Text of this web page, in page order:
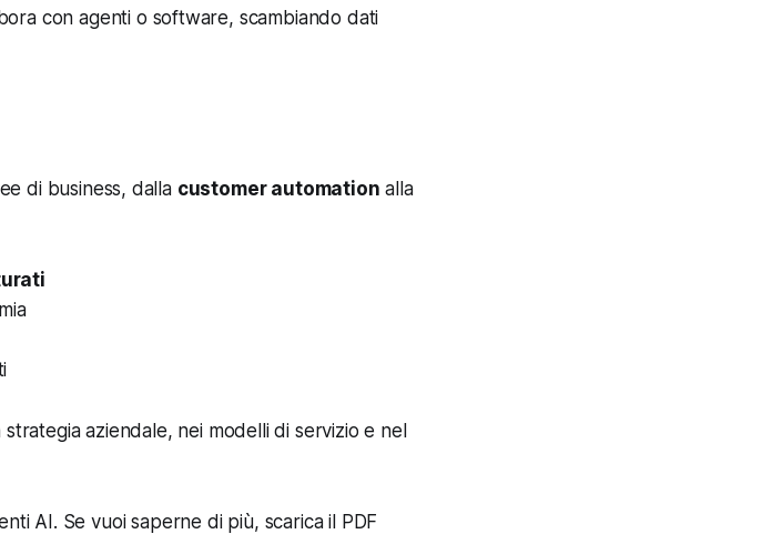
con agenti o software, scambiando dati
di business, dalla customer automation alla
aziendale, nei modelli di servizio e nel
AI. Se vuoi saperne di più, scarica il PDF